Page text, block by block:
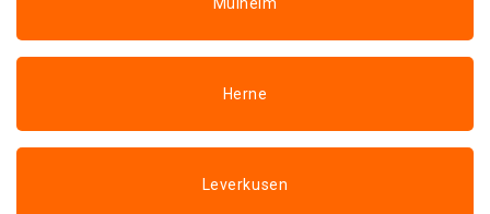
Herne
Leverkusen